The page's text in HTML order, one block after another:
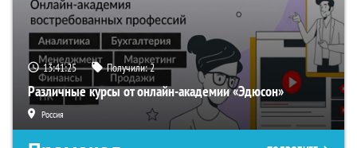
13:41:24 Получили:2
Различные курсы от онлайн-академии «Эдюсон»
Россия